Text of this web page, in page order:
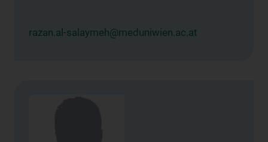
razan.al-salaymeh@meduniwien.ac.at